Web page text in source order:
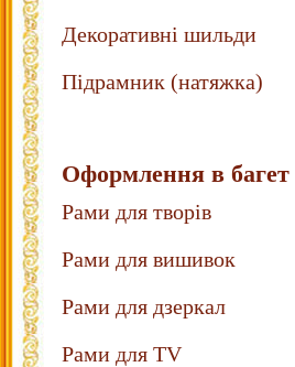
Декоративні шильди
Підрамник (натяжка)
Оформлення в багет
Рами для творів
Рами для вишивок
Рами для дзеркал
Рами для TV